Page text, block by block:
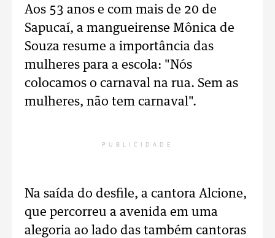
Aos 53 anos e com mais de 20 de
Sapucaí, a mangueirense Mônica de
Souza resume a importância das
mulheres para a escola: "Nós
colocamos o carnaval na rua. Sem as
mulheres, não tem carnaval".
PUBLICIDADE
Na saída do desfile, a cantora Alcione,
que percorreu a avenida em uma
alegoria ao lado das também cantoras